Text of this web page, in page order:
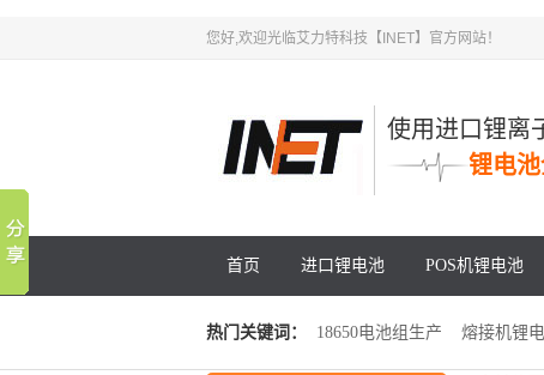
您好,欢迎光临艾力特科技【INET】官方网站！
使用进口锂离
锂电
首页 进口锂电池 POS机锂电池
热门关键词： 18650电池组生产 熔接机锂